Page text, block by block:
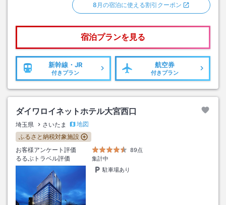
8月の宿泊に使える割引クーポン
宿泊プランを見る
新幹線・JR
付きプラン
航空券
付きプラン
ダイワロイネットホテル大宮西口
埼玉県 さいたま
地図
ふるさと納税対象施設
お客様アンケート評価
89点
るるぶトラベル評価
集計中
駐車場あり